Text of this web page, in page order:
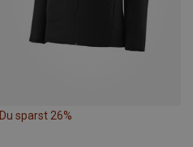
Du sparst 26%